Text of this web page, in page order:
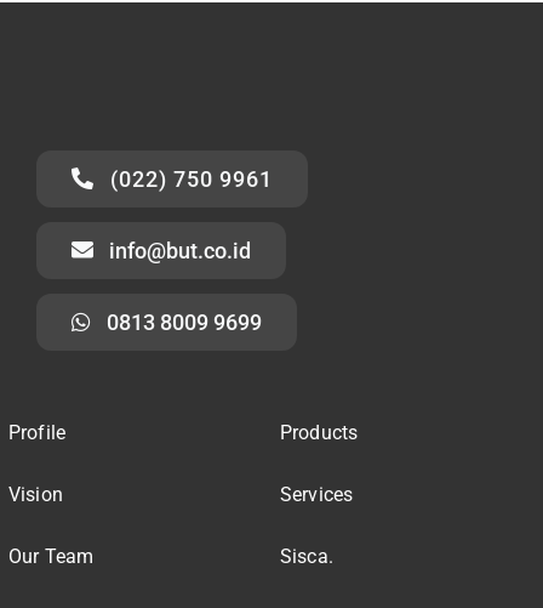
(022) 750 9961
info@but.co.id
0813 8009 9699
Profile
Vision
Our Team
Products
Services
Sisca.